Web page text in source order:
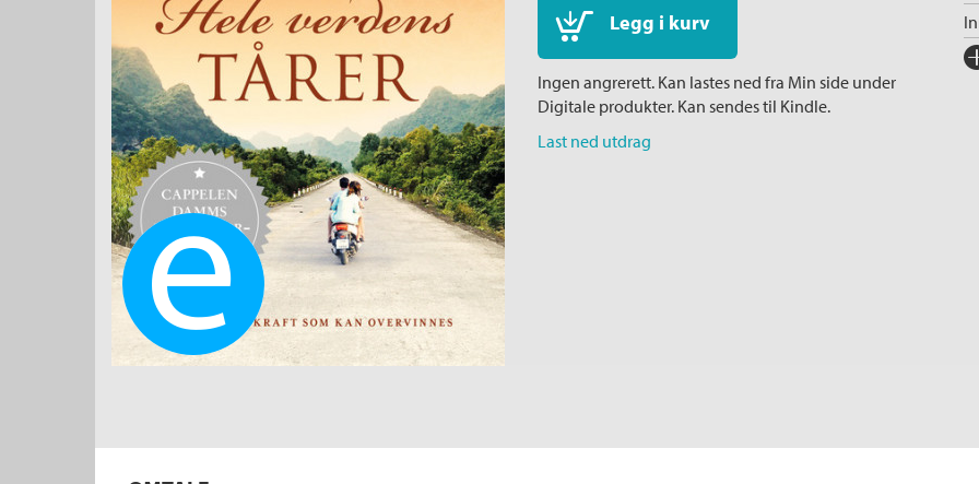
Ebok
Legg i kurv
Ingen angrerett. Kan lastes ned fra Min side under
Digitale produkter. Kan sendes til Kindle.
Last ned utdrag